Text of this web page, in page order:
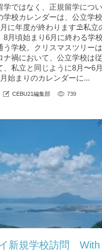
学ではなく、正規留学につい
学校カレンダーは、公立学
に年度が終わります⛱私立
8月頃始まり6月に終わる学
う学校。クリスマスツリー
ナ禍において、公立学校は
、私立と同じように8月〜6
始まりのカレンダーに...
CEBU21編集部 739
新規学校訪問 With